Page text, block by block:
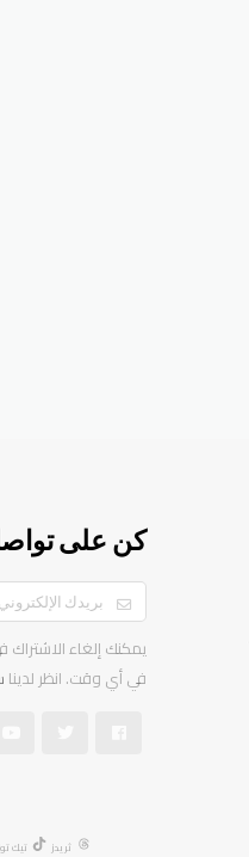
كن على
يمكنك إلغاء الاشتراك
في أي وقت. انظر لدينا
ثريدز تيك